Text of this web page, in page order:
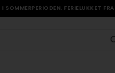
SOMMERPERIODEN. FERIELUKKET